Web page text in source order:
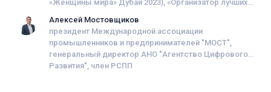
«Женщины мира» Дубай 2023), «Организатор лучших
award» 2023 Москва), создатель уникальной
площадки для офлайн пиара в России,
«Петербургский международный пиар-саммит».
Алексей Мостовщиков
президент Международной ассоциации
промышленников и предпринимателей "МОСТ",
генеральный директор АНО "Агентство Цифрового
Развития", член РСПП